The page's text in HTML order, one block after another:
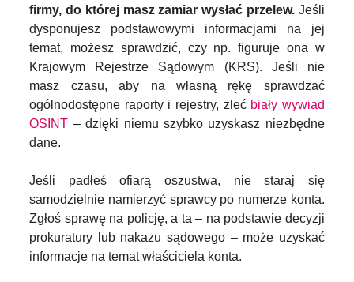
firmy, do której masz zamiar wysłać przelew.Jeśli
dysponujesz podstawowymi informacjami na jej
temat, możesz sprawdzić, czy np. figuruje ona w
Krajowym Rejestrze Sądowym (KRS). Jeśli nie
masz czasu, aby na własną rękę sprawdzać
ogólnodostępne raporty i rejestry, zleć biały wywiad
OSINT – dzięki niemu szybko uzyskasz niezbędne
dane.
Jeśli padłeś ofiarą oszustwa, nie staraj się
samodzielnie namierzyć sprawcy po numerze konta.
Zgłoś sprawę na policję, a ta – na podstawie decyzji
prokuratury lub nakazu sądowego – może uzyskać
informacje na temat właściciela konta.